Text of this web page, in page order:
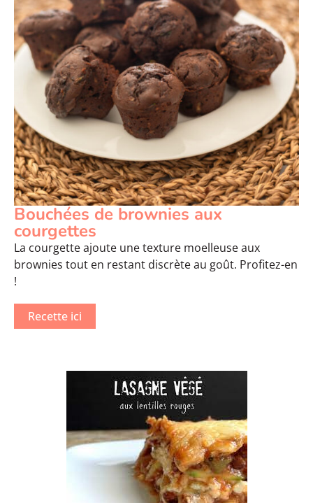
Bouchées de brownies aux
courgettes
La courgette ajoute une texture moelleuse aux
brownies tout en restant discrète au goût. Profitez-en
!
Recette ici